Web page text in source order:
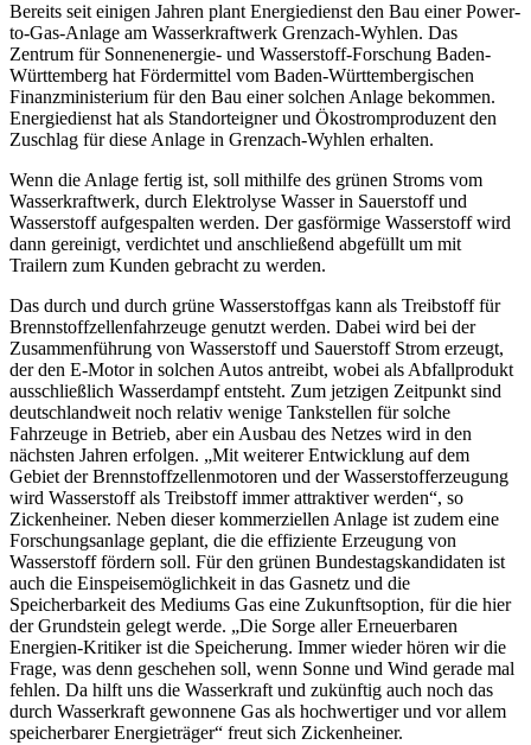
Bereits seit einigen Jahren plant Energiedienst den Bau einer Power-
to-Gas-Anlage am Wasserkraftwerk Grenzach-Wyhlen. Das
Zentrum für Sonnenenergie- und Wasserstoff-Forschung Baden-
Württemberg hat Fördermittel vom Baden-Württembergischen
Finanzministerium für den Bau einer solchen Anlage bekommen.
Energiedienst hat als Standorteigner und Ökostromproduzent den
Zuschlag für diese Anlage in Grenzach-Wyhlen erhalten.
Wenn die Anlage fertig ist, soll mithilfe des grünen Stroms vom
Wasserkraftwerk, durch Elektrolyse Wasser in Sauerstoff und
Wasserstoff aufgespalten werden. Der gasförmige Wasserstoff wird
dann gereinigt, verdichtet und anschließend abgefüllt um mit
Trailern zum Kunden gebracht zu werden.
Das durch und durch grüne Wasserstoffgas kann als Treibstoff für
Brennstoffzellenfahrzeuge genutzt werden. Dabei wird bei der
Zusammenführung von Wasserstoff und Sauerstoff Strom erzeugt,
der den E-Motor in solchen Autos antreibt, wobei als Abfallprodukt
ausschließlich Wasserdampf entsteht. Zum jetzigen Zeitpunkt sind
deutschlandweit noch relativ wenige Tankstellen für solche
Fahrzeuge in Betrieb, aber ein Ausbau des Netzes wird in den
nächsten Jahren erfolgen. „Mit weiterer Entwicklung auf dem
Gebiet der Brennstoffzellenmotoren und der Wasserstofferzeugung
wird Wasserstoff als Treibstoff immer attraktiver werden“, so
Zickenheiner. Neben dieser kommerziellen Anlage ist zudem eine
Forschungsanlage geplant, die die effiziente Erzeugung von
Wasserstoff fördern soll. Für den grünen Bundestagskandidaten ist
auch die Einspeisemöglichkeit in das Gasnetz und die
Speicherbarkeit des Mediums Gas eine Zukunftsoption, für die hier
der Grundstein gelegt werde. „Die Sorge aller Erneuerbaren
Energien-Kritiker ist die Speicherung. Immer wieder hören wir die
Frage, was denn geschehen soll, wenn Sonne und Wind gerade mal
fehlen. Da hilft uns die Wasserkraft und zukünftig auch noch das
durch Wasserkraft gewonnene Gas als hochwertiger und vor allem
speicherbarer Energieträger“ freut sich Zickenheiner.